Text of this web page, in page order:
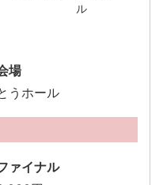
ル
場
うホール
ァイナル